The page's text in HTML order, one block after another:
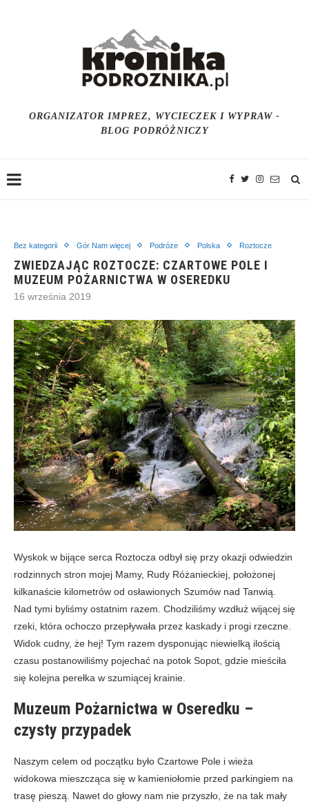
ORGANIZATOR IMPREZ, WYCIECZEK I WYPRAW -
BLOG PODRÓŻNICZY
Bez kategorii Gór Nam więcej Podróże Polska Roztocze
ZWIEDZAJĄC ROZTOCZE: CZARTOWE POLE I
MUZEUM POŻARNICTWA W OSEREDKU
16 września 2019
Wyskok w bijące serca Roztocza odbył się przy okazji odwiedzin
rodzinnych stron mojej Mamy, Rudy Różanieckiej, położonej
kilkanaście kilometrów od osławionych Szumów nad Tanwią.
Nad tymi byliśmy ostatnim razem. Chodziliśmy wzdłuż wijącej się
rzeki, która ochoczo przepływała przez kaskady i progi rzeczne.
Widok cudny, że hej! Tym razem dysponując niewielką ilością
czasu postanowiliśmy pojechać na potok Sopot, gdzie mieściła
się kolejna perełka w szumiącej krainie.
Muzeum Pożarnictwa w Oseredku –
czysty przypadek
Naszym celem od początku było Czartowe Pole i wieża
widokowa mieszcząca się w kamieniołomie przed parkingiem na
trasę pieszą. Nawet do głowy nam nie przyszło, że na tak mały